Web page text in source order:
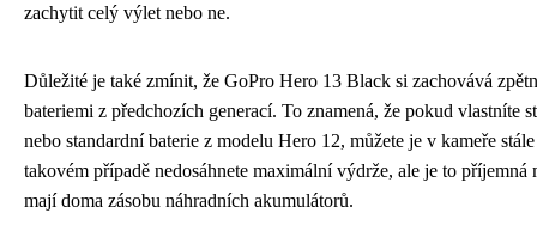
zachytit celý výlet nebo ne.
Důležité je také zmínit, že GoPro Hero 13 Black si zachovává
bateriemi z předchozích generací. To znamená, že pokud vlastníte
nebo standardní baterie z modelu Hero 12, můžete je v kameře
takovém případě nedosáhnete maximální výdrže, ale je to příjemná
mají doma zásobu náhradních akumulátorů.